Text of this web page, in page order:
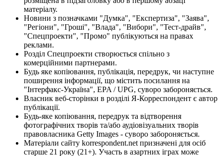
матеріалу.
Новини з позначками "Думка", "Експертиза", "Заява",
"Регіони", "Гроші", "Влада", "Вибори", "Тест-драйв",
"Спецпроекти", "Промо" публікуються на правах
реклами.
Розділ Спецпроекти створюється спільно з
комерційними партнерами.
Будь яке копіювання, публікація, передрук, чи наступне
поширення інформації, що містить посилання на
"Інтерфакс-Україна", EPA / UPG, суворо забороняється.
Власник веб-сторінки в розділі Я-Корреспондент є автор
публікації.
Будь-яке копіювання, передрук та відтворення
фотографічних творів та/або аудіовізуальних творів
правовласника Getty Images - суворо забороняється.
Матеріали сайту korrespondent.net призначені для осіб
старше 21 року (21+). Участь в азартних іграх може